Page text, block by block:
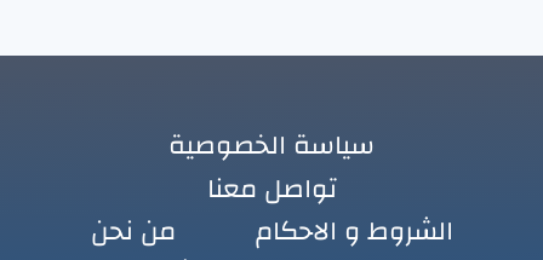
سياسة الخصوصية
تواصل معنا
الشروط و الاحكام
من نحن